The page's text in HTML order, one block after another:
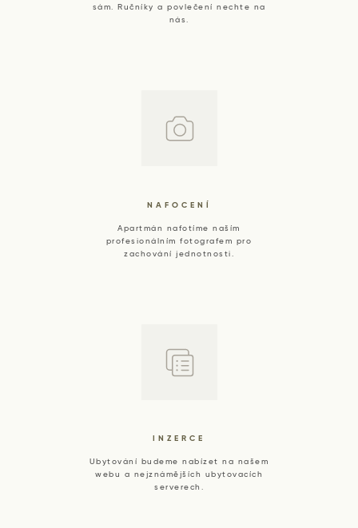
sám. Ručníky a povlečení nechte na
nás.
NAFOCENÍ
Apartmán nafotíme naším
profesionálním fotografem pro
zachování jednotnosti.
INZERCE
Ubytování budeme nabízet na našem
webu a nejznámějších ubytovacích
serverech.